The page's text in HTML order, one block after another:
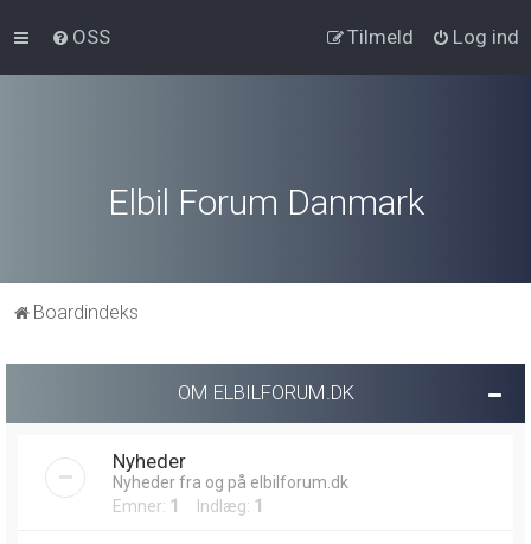
OSS Log ind
Tilmeld
Elbil Forum Danmark
Boardindeks
OM ELBILFORUM.DK
Nyheder
Nyheder fra og på elbilforum.dk
Emner: 1 Indlæg: 1